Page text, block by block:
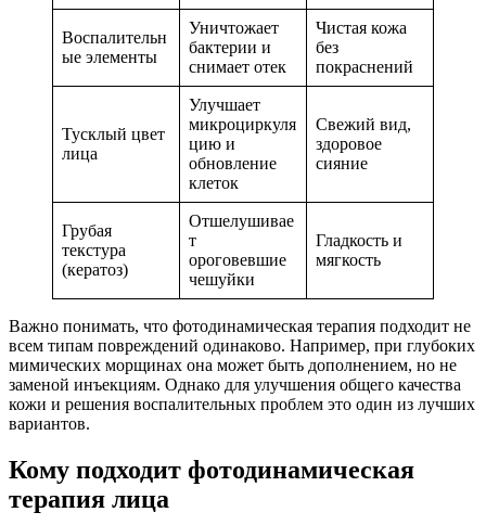
Воспалительн
ые элементы
Уничтожает
бактерии и
снимает отек
Чистая кожа
без
покраснений
Тусклый цвет
лица
Улучшает
микроциркуля
цию и
обновление
клеток
Свежий вид,
здоровое
сияние
Грубая
текстура
(кератоз)
Отшелушивае
т
ороговевшие
чешуйки
Гладкость и
мягкость
Важно понимать, что фотодинамическая терапия подходит не
всем типам повреждений одинаково. Например, при глубоких
мимических морщинах она может быть дополнением, но не
заменой инъекциям. Однако для улучшения общего качества
кожи и решения воспалительных проблем это один из лучших
вариантов.
Кому подходит фотодинамическая
терапия лица